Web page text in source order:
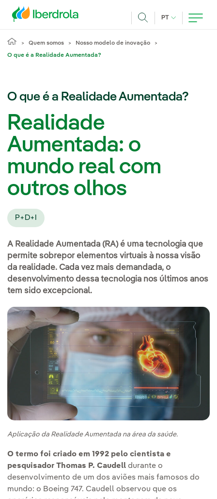
PT IDIOMA ATUAL,
Quem somos Nosso modelo de inovação
O que é a Realidade Aumentada?
O que é a Realidade Aumentada?
Realidade
Aumentada: o
mundo real com
outros olhos
P+D+I
A Realidade Aumentada (RA) é uma tecnologia que
permite sobrepor elementos virtuais à nossa visão
da realidade. Cada vez mais demandada, o
desenvolvimento dessa tecnologia nos últimos anos
tem sido excepcional.
Aplicação da Realidade Aumentada na área da saúde.
O termo foi criado em 1992 pelo cientista e
pesquisador Thomas P. Caudell durante o
desenvolvimento de um dos aviões mais famosos do
mundo: o Boeing 747. Caudell observou que os